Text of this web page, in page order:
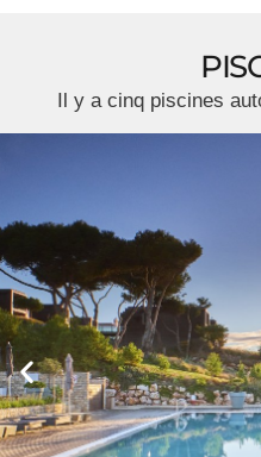
Il y a cinq piscines